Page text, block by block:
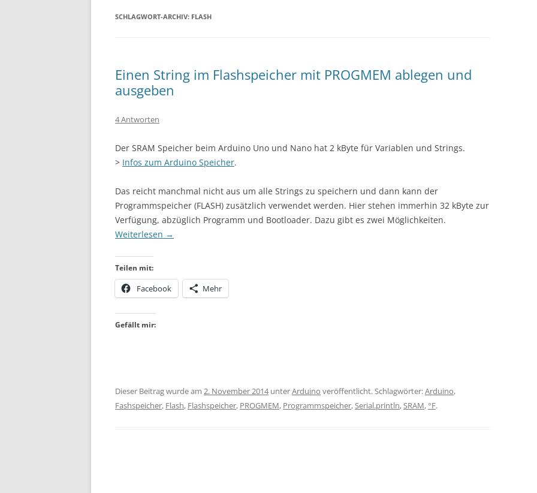
SCHLAGWORT-ARCHIV: FLASH
Einen String im Flashspeicher mit PROGMEM ablegen und
ausgeben
4 Antworten
Der SRAM Speicher beim Arduino Uno und Nano hat 2 kByte für Variablen und Strings.
> Infos zum Arduino Speicher.
Das reicht manchmal nicht aus um alle Strings zu speichern und dann kann der
Programmspeicher (FLASH) zusätzlich verwendet werden. Hier stehen immerhin 32 kByte zur
Verfügung, abzüglich Programm und Bootloader. Dazu gibt es zwei Möglichkeiten.
Weiterlesen →
Teilen mit:
Facebook Mehr
Gefällt mir:
Dieser Beitrag wurde am 2. November 2014unterArduino veröffentlicht. Schlagwörter:Arduino,
Fashspeicher, Flash, Flashspeicher, PROGMEM, Programmspeicher,Serial.println,SRAM, °F.